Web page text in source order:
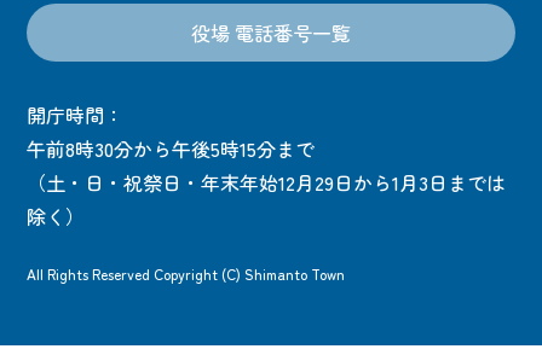
役場 電話番号一覧
開庁時間：
午前8時30分から午後5時15分まで
（土・日・祝祭日・年末年始12月29日から1月3日までは
除く）
All Rights Reserved Copyright (C) Shimanto Town